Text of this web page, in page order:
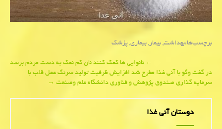
برچسب‌ها:بهداشت,بیمار,بیماری,پزشك
navigation
←نانوایی ها كمك كنند نان كم نمك به دست مردم برسد
در گفت وگو با آنی غذا مطرح شد افزایش ظرفیت تولید سرنگ عمل قلب با
سرمایه گذاری صندوق پژوهش و فناوری دانشگاه علم وصنعت→
دوستان آنی غذا